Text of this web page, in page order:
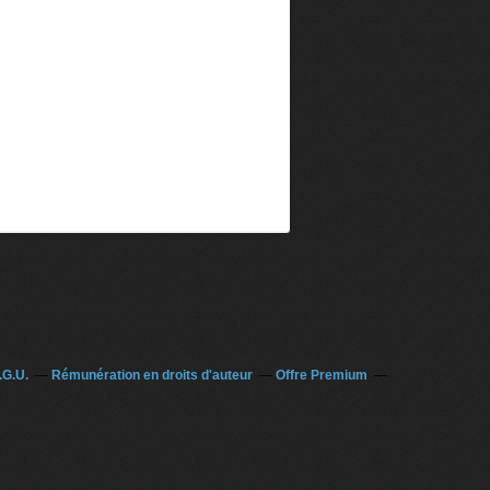
Rémunération en droits d'auteur
Offre Premium